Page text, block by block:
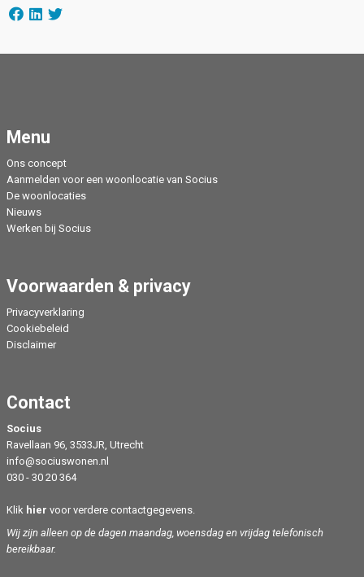
Menu
Ons concept
Aanmelden voor een woonlocatie van Socius
De woonlocaties
Nieuws
Werken bij Socius
Voorwaarden & privacy
Privacyverklaring
Cookiebeleid
Disclaimer
Contact
Socius
Ravellaan 96, 3533JR, Utrecht
info@sociuswonen.nl
030 - 30 20 364
Klik hier voor verdere contactgegevens.
Wij zijn alleen op de dagen maandag, woensdag en vrijdag telefonisch
bereikbaar.